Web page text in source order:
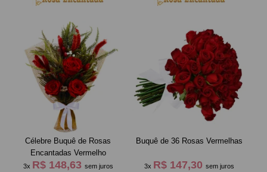
Célebre Buquê de Rosas
Encantadas Vermelho
3x R$ 148,63 sem juros
Buquê de 36 Rosas Vermelhas
3x R$ 147,30sem juros